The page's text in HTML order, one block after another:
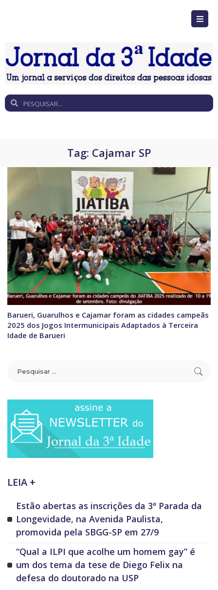
Tag: Cajamar SP
Barueri, Guarulhos e Cajamar foram as cidades campeãs
2025 dos Jogos Intermunicipais Adaptados à Terceira
Idade de Barueri
LEIA +
Estão abertas as inscrições da 3ª Parada da
Longevidade, na Avenida Paulista,
promovida pela SBGG-SP em 27/9
“Qual a ILPI que acolhe um homem gay” é
um dos tema da tese de Diego Felix na
defesa do doutorado na USP